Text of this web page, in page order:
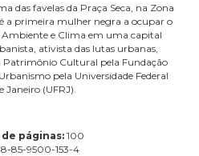
das favelas da Praça Seca, na Zona
a primeira mulher negra a ocupar o
Ambiente e Clima em uma capital
ativista das lutas urbanas,
Patrimônio Cultural pela Fundação
pela Universidade Federal
Janeiro (UFRJ).
páginas:100
85-9500-153-4